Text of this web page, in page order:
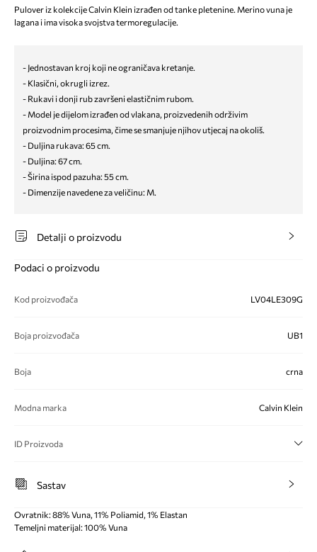
Pulover iz kolekcije Calvin Klein izrađen od tanke pletenine. Merino vuna je
lagana i ima visoka svojstva termoregulacije.
- Jednostavan kroj koji ne ograničava kretanje.
- Klasični, okrugli izrez.
- Rukavi i donji rub završeni elastičnim rubom.
- Model je dijelom izrađen od vlakana, proizvedenih održivim
proizvodnim procesima, čime se smanjuje njihov utjecaj na okoliš.
- Duljina rukava: 65 cm.
- Duljina: 67 cm.
- Širina ispod pazuha: 55 cm.
- Dimenzije navedene za veličinu: M.
Detalji o proizvodu
Podaci o proizvodu
Kod proizvođača LV04LE309G
Boja proizvođača UB1
Boja crna
Modna marka Calvin Klein
ID Proizvoda
Sastav
Ovratnik: 88% Vuna, 11% Poliamid, 1% Elastan
Temeljni materijal: 100% Vuna